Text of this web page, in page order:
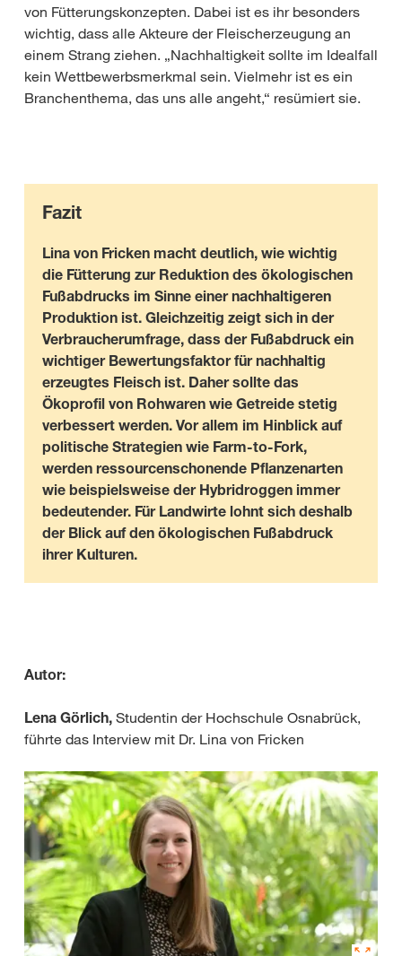
von Fütterungskonzepten. Dabei ist es ihr besonders
wichtig, dass alle Akteure der Fleischerzeugung an
einem Strang ziehen. „Nachhaltigkeit sollte im Idealfall
kein Wettbewerbsmerkmal sein. Vielmehr ist es ein
Branchenthema, das uns alle angeht,“ resümiert sie.
Fazit
Lina von Fricken macht deutlich, wie wichtig
die Fütterung zur Reduktion des ökologischen
Fußabdrucks im Sinne einer nachhaltigeren
Produktion ist. Gleichzeitig zeigt sich in der
Verbraucherumfrage, dass der Fußabdruck ein
wichtiger Bewertungsfaktor für nachhaltig
erzeugtes Fleisch ist. Daher sollte das
Ökoprofil von Rohwaren wie Getreide stetig
verbessert werden. Vor allem im Hinblick auf
politische Strategien wie Farm-to-Fork,
werden ressourcenschonende Pflanzenarten
wie beispielsweise der Hybridroggen immer
bedeutender. Für Landwirte lohnt sich deshalb
der Blick auf den ökologischen Fußabdruck
ihrer Kulturen.
Autor:
Lena Görlich, Studentin der Hochschule Osnabrück,
führte das Interview mit Dr. Lina von Fricken